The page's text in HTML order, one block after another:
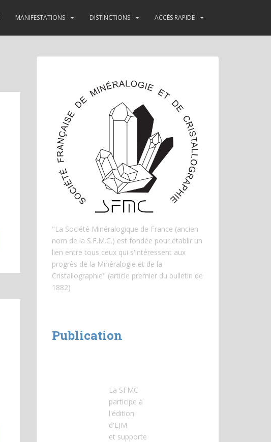
MANIFESTATIONS DISTINCTIONS ACCÈS RAPIDE
"La Société Minéralogique de France (ancien
nom de la S.F.M.C.) est fondée pour établir un
lien entre tous ceux qui s'intéressent aux
progrès de la Minéralogie et de la
Cristallographie" (article premier du bulletin de
1882)
Publication
La SFMC
participe à
l'édition
d'EJM
et supporte